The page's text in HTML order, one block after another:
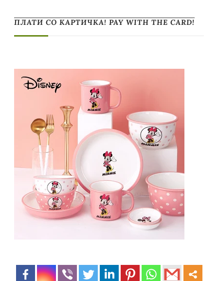
ПЛАТИ СО КАРТИЧКА! PAY WITH THE CARD!